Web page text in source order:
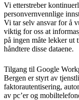
Vi etterstreber
personvernvennlige
Vi tar selv ansvar for å
viktig for oss at
på ingen måte lekker ut
håndtere disse dataene.
Tilgang til Google
Bergen er styrt av
faktorautentisering,
av pc’er og